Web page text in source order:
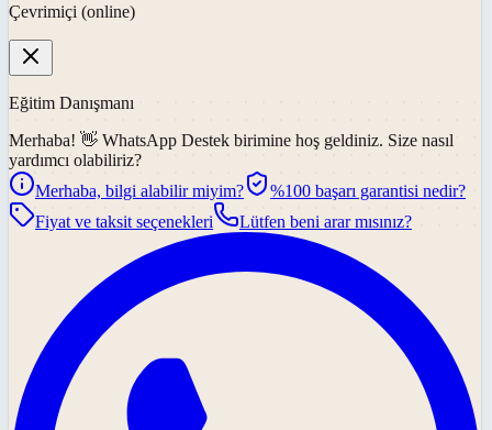
Çevrimiçi (online)
Eğitim Danışmanı
Merhaba! 👋 WhatsApp Destek birimine hoş geldiniz. Size nasıl
yardımcı olabiliriz?
Merhaba, bilgi alabilir miyim?
%100 başarı garantisi nedir?
Fiyat ve taksit seçenekleri
Lütfen beni arar mısınız?